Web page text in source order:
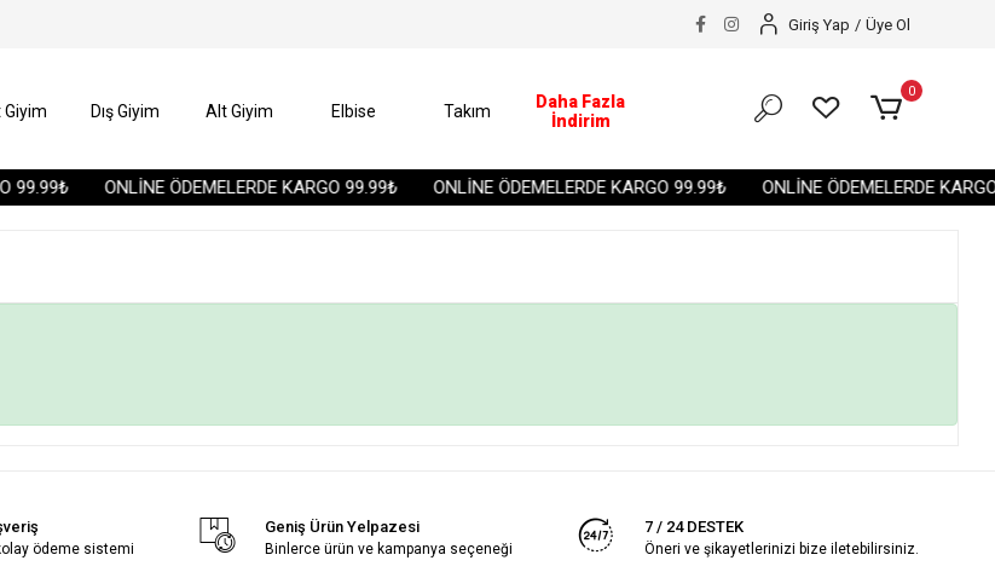
99.99₺ ONLİNE ÖDEMELERDE KARGO 99.99₺ ONLİNE ÖDEMELERDE KARGO 99.99₺ ONLİNE ÖDEMELERDE
Giriş Yap / Üye Ol
Giyim Dış Giyim Alt Giyim Elbise Takım
Daha Fazla
İndirim
0
ödeme sistemi
Geniş Ürün Yelpazesi
Binlerce ürün ve kampanya seçeneği
7 / 24 DESTEK
Öneri ve şikayetlerinizi bize iletebilirsiniz.